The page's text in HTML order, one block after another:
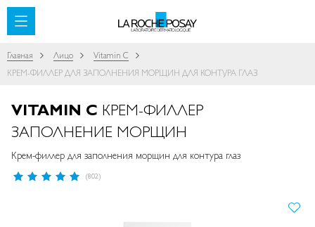
SKIP TO CONTENT
Главная Лицо
Vitamin C
КРЕМ-ФИЛЛЕР ДЛЯ ЗАПОЛНЕНИЯ МОРЩИН ДЛЯ КОНТУРА ГЛАЗ
VITAMIN C КРЕМ-ФИЛЛЕР
ЗАПОЛНЕНИЕ МОРЩИН
Крем-филлер для заполнения морщин для контура глаз
Рейтинг:
(802)